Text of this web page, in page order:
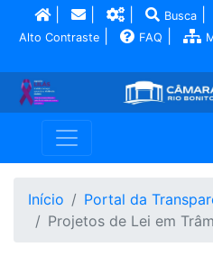
| Busca
Alto Contraste FAQ
Início Portal da
Projetos de Lei em